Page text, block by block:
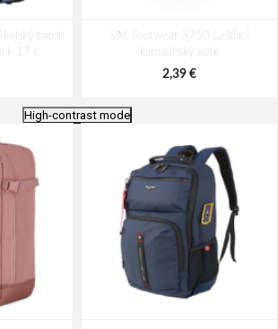
batoh
17 L
VM Footwear 3750 Leštiaci
karnaubský vosk
2,39 €
High-contrast mode